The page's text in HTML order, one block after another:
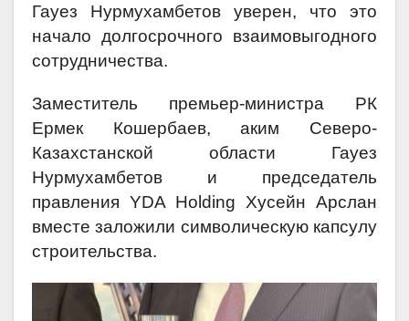
Гауез Нурмухамбетов уверен, что это
начало долгосрочного взаимовыгодного
сотрудничества.
Заместитель премьер-министра РК
Ермек Кошербаев, аким Северо-
Казахстанской области Гауез
Нурмухамбетов и председатель
правления YDA Holding Хусейн Арслан
вместе заложили символическую капсулу
строительства.